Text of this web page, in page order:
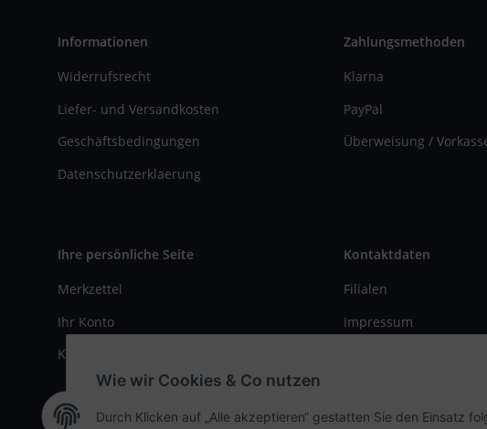
Informationen
Widerrufsrecht
Liefer- und Versandkosten
Geschäftsbedingungen
Datenschutzerklaerung
Zahlungsmethoden
Klarna
PayPal
Überweisung /
Ihre persönliche Seite
Merkzettel
Ihr Konto
Kasse
Kontaktdaten
Filialen
Impressum
Wie wir Cookies & Co nutzen
Durch Klicken auf „Alle akzeptieren“ gestatten Sie den Einsatz